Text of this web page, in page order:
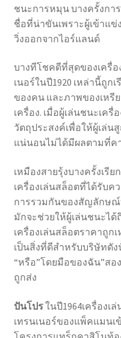
ชนะการหมุน บางครั้งกา
ชื่อที่น่าขันเพราะผู้เข้าแ
วิ่งออกจากไอร์แลนด์
บางทีโชคดีที่สุดของเครื่
เนอร์ในปี1920 เหล่านี้ถู
ของคน และภาพของเหรี
เครื่อง. เมื่อผู้เล่นชนะเค
วัตถุประสงค์เพื่อให้ผู้เล่
แน่นอนไม่ได้มีผลตามที่ค
เหมืองสายรุ้งบางครั้งเรี
เครื่องเล่นสล็อตที่ได้รับ
การรวมกันของสัญลักษณ์
มักจะช่วยให้ผู้เล่นชนะไ
เครื่องเล่นสล็อตราคาถูก
เป็นสิ่งที่ดีสําหรับบริษัทดัง
“หรือ”โดยมือของฉัน”สอ
ถูกส่ง
ปันโปรในปี1964เครื่องเ
เทรนเนอร์ของแพ็คแมนเ